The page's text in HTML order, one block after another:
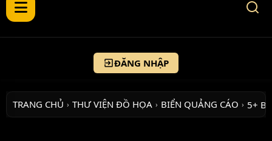
ĐĂNG NHẬP
TRANG CHỦ › THƯ VIỆN ĐỒ HỌA › BIỂN QUẢNG CÁO › 5+